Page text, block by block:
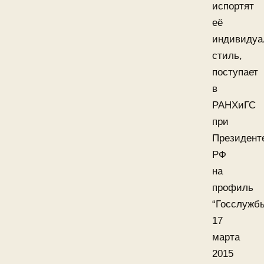
испортят
её
стиль,
поступает
в
РАНХиГС
при
РФ
на
профиль
17
марта
2015